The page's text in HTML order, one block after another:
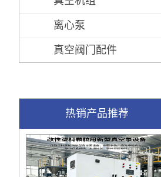
离心泵
真空阀门配件
热销产品推荐